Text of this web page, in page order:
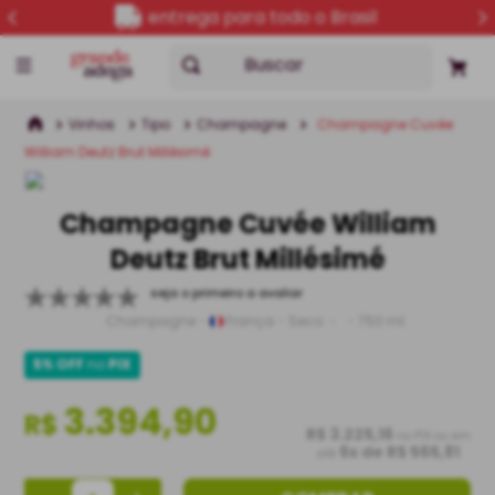
entrega para todo o Brasil
Buscar
Vinhos Tipo Champagne
Champagne Cuvée
William Deutz Brut Millésimé
Champagne Cuvée William
Deutz Brut Millésimé
seja o primeiro a avaliar
5% OFFnoPIX
R$3.394,90 R$ 3.225,16
x de R$ 565,81